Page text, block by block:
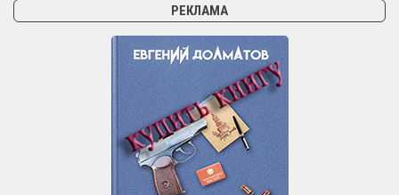
Безопасность для туристов
Выжить в лесу
Автомобили
Детская безопасность
РЕКЛАМА